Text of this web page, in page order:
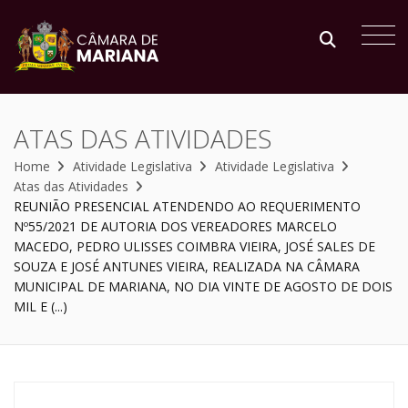
ATAS DAS ATIVIDADES
Home Atividade Legislativa
Atividade Legislativa
Atas das Atividades
REUNIÃO PRESENCIAL ATENDENDO AO REQUERIMENTO
Nº55/2021 DE AUTORIA DOS VEREADORES MARCELO
MACEDO, PEDRO ULISSES COIMBRA VIEIRA, JOSÉ SALES DE
SOUZA E JOSÉ ANTUNES VIEIRA, REALIZADA NA CÂMARA
MUNICIPAL DE MARIANA, NO DIA VINTE DE AGOSTO DE DOIS
MIL E (...)